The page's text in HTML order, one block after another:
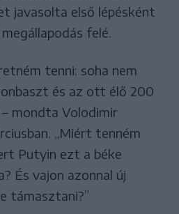
javasolta első lépésként
felé.
tenni: soha nem
és az ott élő 200
mondta Volodimir
„Miért tenném
Putyin ezt a béke
És vajon azonnal új
támasztani?”